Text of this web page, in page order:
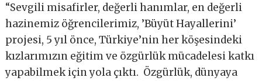
“Sevgili misafirler, değerli hanımlar, en değerli
hazinemiz öğrencilerimiz, ’Büyüt Hayallerini’
projesi, 5 yıl önce, Türkiye’nin her köşesindeki
kızlarımızın eğitim ve özgürlük mücadelesi katkı
yapabilmek için yola çıktı. Özgürlük, dünyaya